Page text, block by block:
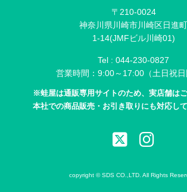
〒210-0024
神奈川県川崎市川崎区日進町
1-14(JMFビル川崎01)
Tel : 044-230-0827
営業時間：9:00～17:00（土日祝日
※蛙屋は通販専用サイトのため、実店舗はご
本社での商品販売・お引き取りにも対応して
copyright © SDS CO.,LTD. All Rights